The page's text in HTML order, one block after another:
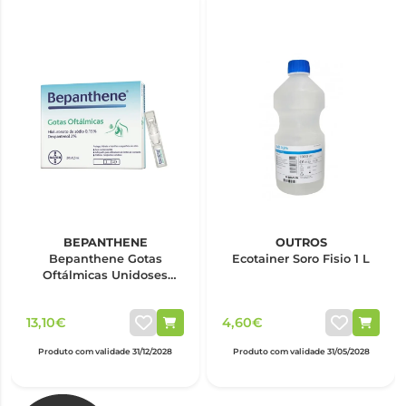
BEPANTHENE
Bepanthene Gotas
Oftálmicas Unidoses
13,10€
Produto com validade 31/12/2028
OUTROS
Ecotainer Soro Fisio 1 L
4,60€
Produto com validade 31/05/2028